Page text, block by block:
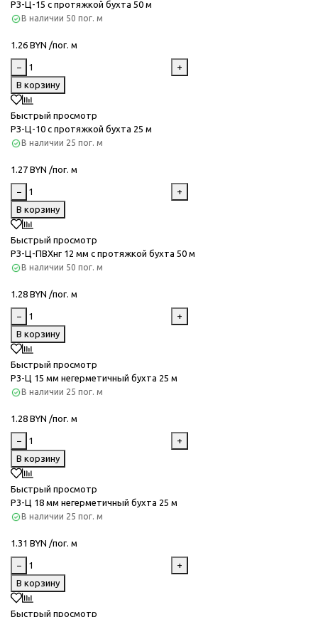
РЗ-Ц-15 с протяжкой бухта 50 м
В наличии 50 пог. м
1.26 BYN /пог. м
−
+
В корзину
Быстрый просмотр
РЗ-Ц-10 с протяжкой бухта 25 м
В наличии 25 пог. м
1.27 BYN /пог. м
−
+
В корзину
Быстрый просмотр
РЗ-Ц-ПВХнг 12 мм с протяжкой бухта 50 м
В наличии 50 пог. м
1.28 BYN /пог. м
−
+
В корзину
Быстрый просмотр
Р3-Ц 15 мм негерметичный бухта 25 м
В наличии 25 пог. м
1.28 BYN /пог. м
−
+
В корзину
Быстрый просмотр
Р3-Ц 18 мм негерметичный бухта 25 м
В наличии 25 пог. м
1.31 BYN /пог. м
−
+
В корзину
Быстрый просмотр